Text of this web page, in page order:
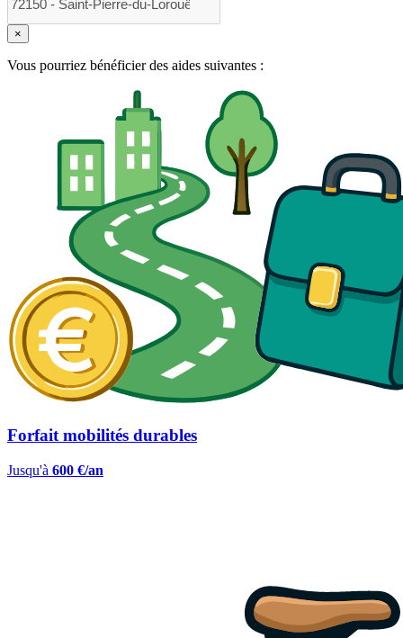
×
Vous pourriez bénéficier des aides suivantes :
Forfait mobilités durables
Jusqu'à 600 €/an